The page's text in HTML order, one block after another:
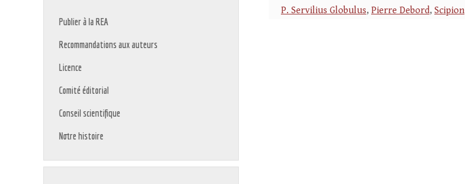
P. Servilius Globulus, Pierre Debord, Scipion
Publier à la REA
Recommandations aux auteurs
Licence
Comité éditorial
Conseil scientifique
Notre histoire